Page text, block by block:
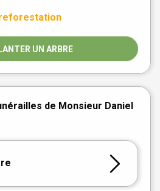
UN ARBRE
de Monsieur Daniel